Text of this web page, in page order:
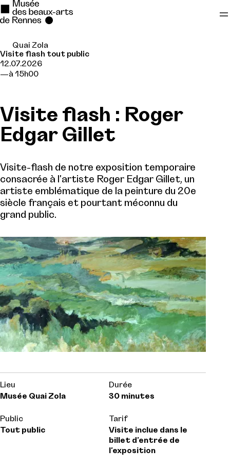
Se rendre au
Contenu principal
Quai Zola
Visite flash tout public
12.07.2026
à 15h00
Visite flash : Roger
Edgar Gillet
Visite-flash de notre exposition temporaire
consacrée à l'artiste Roger Edgar Gillet, un
artiste emblématique de la peinture du 20e
siècle français et pourtant méconnu du
grand public.
Lieu
Musée Quai Zola
Durée
30 minutes
Public
Tout public
Tarif
Visite inclue dans le
billet d'entrée de
l'exposition